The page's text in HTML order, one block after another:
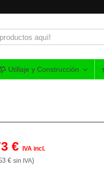
Utillaje y Construcción
€IVA incl.
€sin IVA)